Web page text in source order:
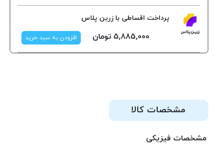
پرداخت اقساطی با زرین پلاس
5,885,000 تومان افزودن به سبد خرید
مشخصات کالا
مشخصات فیزیکی